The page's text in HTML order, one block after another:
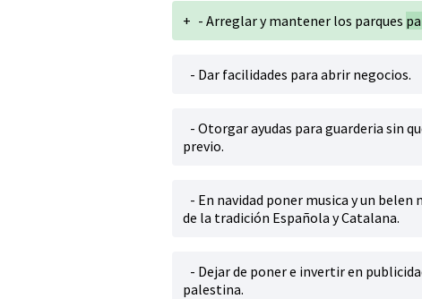
+ - Arreglar y mantener los parques
- Dar facilidades para abrir negocios.
- Otorgar ayudas para guarderia sin
previo.
- En navidad poner musica y un
de la tradición Española y Catalana.
- Dejar de poner e invertir en
palestina.